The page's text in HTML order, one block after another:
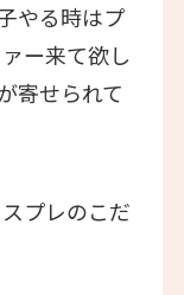
やる時はプ
ー来て欲し
寄せられて
プレのこだ